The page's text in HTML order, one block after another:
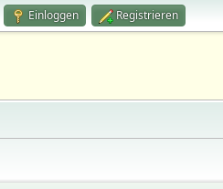
Einloggen Registrieren